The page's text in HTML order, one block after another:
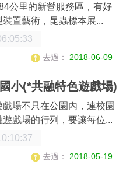
公里的新營服務區，有好
置藝術，昆蟲標本展...
去過： 2018-06-09
小(*共融特色遊戲場)
場不只在公園內，連校園
戲場的行列，要讓每位...
去過： 2018-05-19